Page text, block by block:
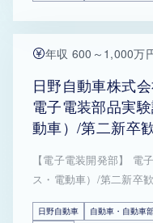
年収 600～1,000万
日野自動車株式
電子電装部品実
動車）/第二新卒
【電子電装開発部】 電
ス・電動車）/第二新卒
日野自動車 自動車・自動車